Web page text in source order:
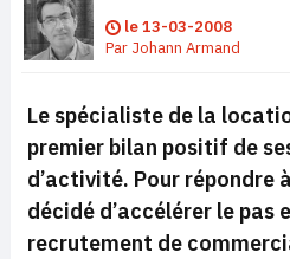
le13-03-2008
Par Johann Armand
Le spécialiste de la
premier bilan positif de
d’activité. Pour répondre
décidé d’accélérer le pas
recrutement de